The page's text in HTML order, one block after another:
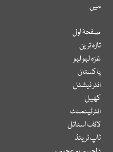
میں
صفحۂ اول
تازہ ترین
غزہ لہو لہو
پاکستان
انٹر نیشنل
کھیل
انٹرٹینمنٹ
لائف اسٹائل
ٹاپ ٹرینڈ